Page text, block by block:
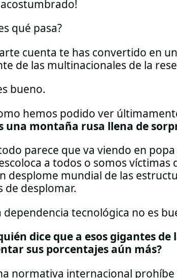
acostumbrado!
qué pasa?
cuenta te has convertido en
de las multinacionales de la
bueno.
hemos podido ver
una montaña rusa llena de
parece que va viendo en
a todos o somos víctimas
desplome mundial de las
de desplomar.
dependencia tecnológica no es
dice que a esos gigantes
sus porcentajes aún más?
normativa internacional prohíbe